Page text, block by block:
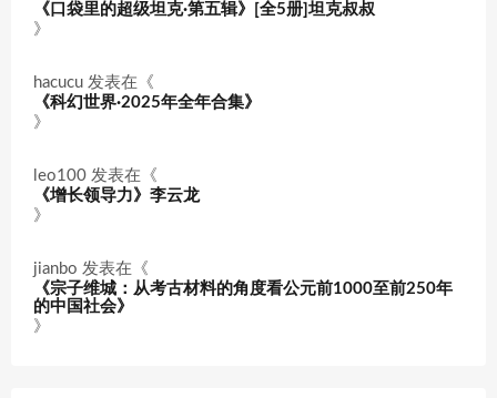
《口袋里的超级坦克·第五辑》[全5册]坦克叔叔
》
hacucu 发表在《
《科幻世界·2025年全年合集》
》
leo100 发表在《
《增长领导力》李云龙
》
jianbo 发表在《
《宗子维城：从考古材料的角度看公元前1000至前250年
的中国社会》
》